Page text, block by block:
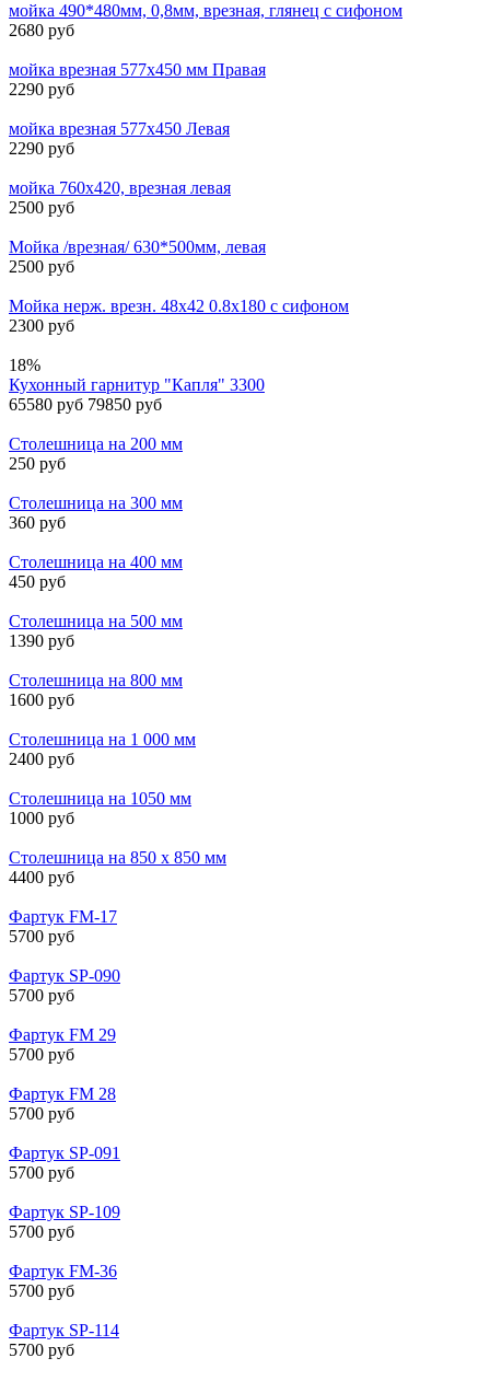
мойка 490*480мм, 0,8мм, врезная, глянец с сифоном
2680 руб
мойка врезная 577х450 мм Правая
2290 руб
мойка врезная 577х450 Левая
2290 руб
мойка 760х420, врезная левая
2500 руб
Мойка /врезная/ 630*500мм, левая
2500 руб
Мойка нерж. врезн. 48х42 0.8х180 с сифоном
2300 руб
18%
Кухонный гарнитур "Капля" 3300
65580 руб 79850 руб
Столешница на 200 мм
250 руб
Столешница на 300 мм
360 руб
Столешница на 400 мм
450 руб
Столешница на 500 мм
1390 руб
Столешница на 800 мм
1600 руб
Столешница на 1 000 мм
2400 руб
Столешница на 1050 мм
1000 руб
Столешница на 850 х 850 мм
4400 руб
Фартук FM-17
5700 руб
Фартук SP-090
5700 руб
Фартук FM 29
5700 руб
Фартук FM 28
5700 руб
Фартук SP-091
5700 руб
Фартук SP-109
5700 руб
Фартук FM-36
5700 руб
Фартук SP-114
5700 руб